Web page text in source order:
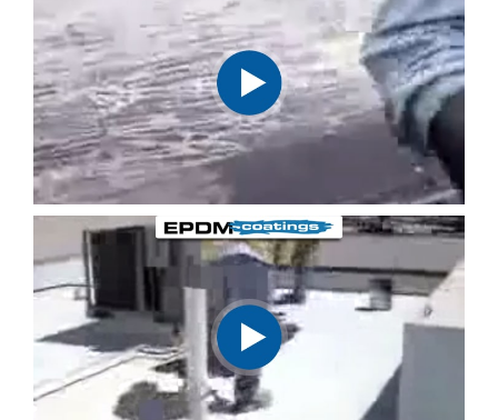
Roof
Blog
Contáctenos